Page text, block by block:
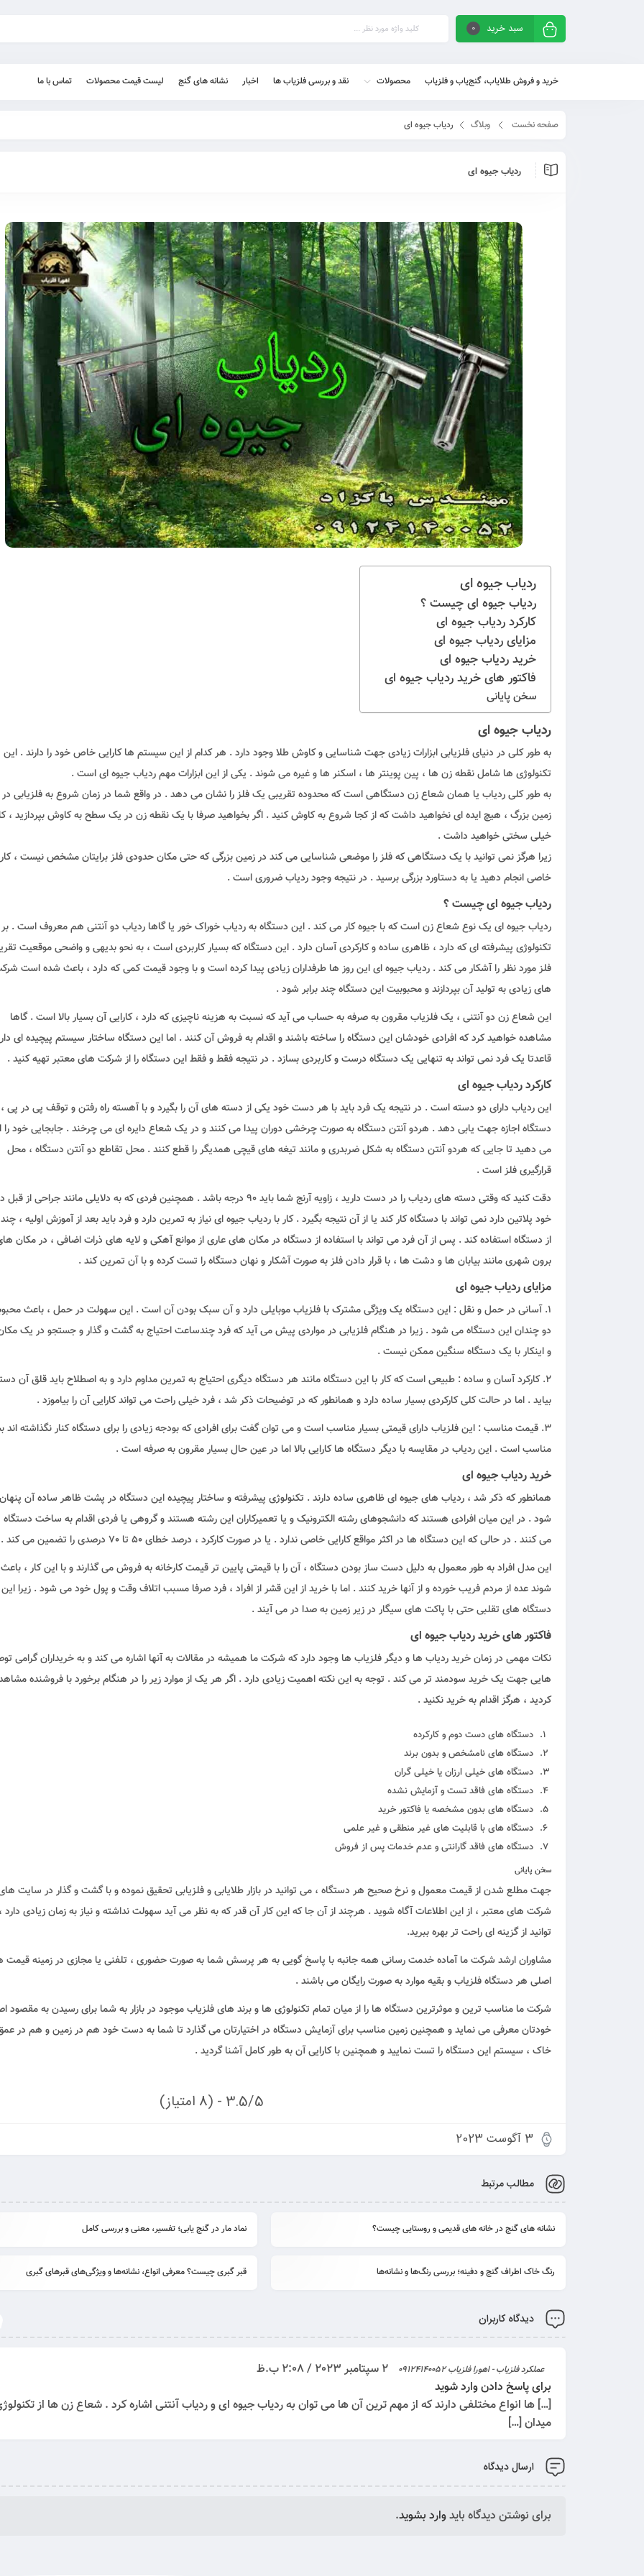
سبد خرید 0
خرید و فروش طلایاب، گنج‌یاب و فلزیاب محصولات نقد و بررسی فلزیاب ها اخبار نشانه های گنج لیست قیمت محصولات تماس با ما
صفحه نخست وبلاگ ردیاب جیوه ای
ردیاب جیوه ای
ردیاب جیوه ای
ردیاب جیوه ای چیست ؟
کارکرد ردیاب جیوه ای
مزایای ردیاب جیوه ای
خرید ردیاب جیوه ای
فاکتور های خرید ردیاب جیوه ای
سخن پایانی
ردیاب جیوه ای
به طور کلی در دنیای فلزیابی ابزارات زیادی جهت شناسایی و کاوش طلا وجود دارد . هر کدام از این سیستم ها کارایی خاص خود را دارند . این
تکنولوژی ها شامل نقطه زن ها ، پین پوینتر ها ، اسکنر ها و غیره می شوند . یکی از این ابزارات مهم ردیاب جیوه ای است .
به طور کلی ردیاب یا همان شعاع زن دستگاهی است که محدوده تقریبی یک فلز را نشان می دهد . در واقع شما در زمان شروع به فلزیابی
زمین بزرگ ، هیچ ایده ای نخواهید داشت که از کجا شروع به کاوش کنید . اگر بخواهید صرفا با یک نقطه زن در یک سطح به کاوش بپردازید ،
خیلی سختی خواهید داشت .
زیرا هرگز نمی توانید با یک دستگاهی که فلز را موضعی شناسایی می کند در زمین بزرگی که حتی مکان حدودی فلز برایتان مشخص نیست ، کار
خاصی انجام دهید یا به دستاورد بزرگی برسید . در نتیجه وجود ردیاب ضروری است .
ردیاب جیوه ای چیست ؟
ردیاب جیوه ای یک نوع شعاع زن است که با جیوه کار می کند . این دستگاه به ردیاب خوراک خور یا گاها ردیاب دو آنتنی هم معروف است .
تکنولوژی پیشرفته ای که دارد ، ظاهری ساده و کارکردی آسان دارد . این دستگاه که بسیار کاربردی است ، به نحو بدیهی و واضحی موقعیت
فلز مورد نظر را آشکار می کند . ردیاب جیوه ای این روز ها طرفداران زیادی پیدا کرده است و با وجود قیمت کمی که دارد ، باعث شده است
های زیادی به تولید آن بپردازند و محبوبیت این دستگاه چند برابر شود .
این شعاع زن دو آنتنی ، یک فلزیاب مقرون به صرفه به حساب می آید که نسبت به هزینه ناچیزی که دارد ، کارایی آن بسیار بالا است . گاها
مشاهده خواهید کرد که افرادی خودشان این دستگاه را ساخته باشند و اقدام به فروش آن کنند . اما این دستگاه ساختار سیستم پیچیده ای
قاعدتا یک فرد نمی تواند به تنهایی یک دستگاه درست و کاربردی بسازد . در نتیجه فقط و فقط این دستگاه را از شرکت های معتبر تهیه کنید .
کارکرد ردیاب جیوه ای
این ردیاب دارای دو دسته است . در نتیجه یک فرد باید با هر دست خود یکی از دسته های آن را بگیرد و با آهسته راه رفتن و توقف پی در پی
دستگاه اجازه جهت یابی دهد . هردو آنتن دستگاه به صورت چرخشی دوران پیدا می کنند و در یک شعاع دایره ای می چرخند . جابجایی خود را
می دهید تا جایی که هردو آنتن دستگاه به شکل ضربدری و مانند تیغه های قیچی همدیگر را قطع کنند . محل تقاطع دو آنتن دستگاه ، محل
قرارگیری فلز است .
دقت کنید که وقتی دسته های ردیاب را در دست دارید ، زاویه آرنج شما باید 90 درجه باشد . همچنین فردی که به دلایلی مانند جراحی
خود پلاتین دارد نمی تواند با دستگاه کار کند یا از آن نتیجه بگیرد . کار با ردیاب جیوه ای نیاز به تمرین دارد و فرد باید بعد از آموزش اولیه ،
از دستگاه استفاده کند . پس از آن فرد می تواند با استفاده از دستگاه در مکان های عاری از موانع آهکی و لایه های ذرات اضافی ، در مکان
برون شهری مانند بیابان ها و دشت ها ، با قرار دادن فلز به صورت آشکار و نهان دستگاه را تست کرده و با آن تمرین کند .
مزایای ردیاب جیوه ای
1. آسانی در حمل و نقل : این دستگاه یک ویژگی مشترک با فلزیاب موبایلی دارد و آن سبک بودن آن است . این سهولت در حمل ، باعث
دو چندان این دستگاه می شود . زیرا در هنگام فلزیابی در مواردی پیش می آید که فرد چندساعت احتیاج به گشت و گذار و جستجو در یک
و اینکار با یک دستگاه سنگین ممکن نیست .
2. کارکرد آسان و ساده : طبیعی است که کار با این دستگاه مانند هر دستگاه دیگری احتیاج به تمرین مداوم دارد و به اصطلاح باید قلق آن
بیاید . اما در حالت کلی کارکردی بسیار ساده دارد و همانطور که در توضیحات ذکر شد ، فرد خیلی راحت می تواند کارایی آن را بیاموزد .
3. قیمت مناسب : این فلزیاب دارای قیمتی بسیار مناسب است و می توان گفت برای افرادی که بودجه زیادی را برای دستگاه کنار نگذاشته اند
مناسب است . این ردیاب در مقایسه با دیگر دستگاه ها کارایی بالا اما در عین حال بسیار مقرون به صرفه است .
خرید ردیاب جیوه ای
همانطور که ذکر شد ، ردیاب های جیوه ای ظاهری ساده دارند . تکنولوژی پیشرفته و ساختار پیچیده این دستگاه در پشت ظاهر ساده آن
شود . در این میان افرادی هستند که دانشجوهای رشته الکترونیک و یا تعمیرکاران این رشته هستند و گروهی یا فردی اقدام به ساخت دستگاه
می کنند . در حالی که این دستگاه ها در اکثر مواقع کارایی خاصی ندارد . یا در صورت کارکرد ، درصد خطای 50 تا 70 درصدی را تضمین می کند .
این مدل افراد به طور معمول به دلیل دست ساز بودن دستگاه ، آن را با قیمتی پایین تر قیمت کارخانه به فروش می گذارند و با این کار ،
شوند عده از مردم فریب خورده و از آنها خرید کنند . اما با خرید از این قشر از افراد ، فرد صرفا مسبب اتلاف وقت و پول خود می شود . زیرا این
دستگاه های تقلبی حتی با پاکت های سیگار در زیر زمین به صدا در می آیند .
فاکتور های خرید ردیاب جیوه ای
نکات مهمی در زمان خرید ردیاب ها و دیگر فلزیاب ها وجود دارد که شرکت ما همیشه در مقالات به آنها اشاره می کند و به خریداران گرامی
هایی جهت یک خرید سودمند تر می کند . توجه به این نکته اهمیت زیادی دارد . اگر هر یک از موارد زیر را در هنگام برخورد با فروشنده
کردید ، هرگز اقدام به خرید نکنید .
دستگاه های دست دوم و کارکرده
دستگاه های نامشخص و بدون برند
دستگاه های خیلی ارزان یا خیلی گران
دستگاه های فاقد تست و آزمایش نشده
دستگاه های بدون مشخصه یا فاکتور خرید
دستگاه های با قابلیت های غیر منطقی و غیر علمی
دستگاه های فاقد گارانتی و عدم خدمات پس از فروش
سخن پایانی
جهت مطلع شدن از قیمت معمول و نرخ صحیح هر دستگاه ، می توانید در بازار طلایابی و فلزیابی تحقیق نموده و با گشت و گذار در سایت
شرکت های معتبر ، از این اطلاعات آگاه شوید . هرچند از آن جا که این کار آن قدر که به نظر می آید سهولت نداشته و نیاز به زمان زیادی
توانید از گزینه ای راحت تر بهره ببرید.
مشاوران ارشد شرکت ما آماده خدمت رسانی همه جانبه با پاسخ گویی به هر پرسش شما به صورت حضوری ، تلفنی یا مجازی در زمینه قیمت
اصلی هر دستگاه فلزیاب و بقیه موارد به صورت رایگان می باشند .
شرکت ما مناسب ترین و موثرترین دستگاه ها را از میان تمام تکنولوژی ها و برند های فلزیاب موجود در بازار به شما برای رسیدن به مقصود
خودتان معرفی می نماید و همچنین زمین مناسب برای آزمایش دستگاه در اختیارتان می گذارد تا شما به دست خود هم در زمین و هم در
خاک ، سیستم این دستگاه را تست نمایید و همچنین با کارایی آن به طور کامل آشنا گردید .
3.5/5 - (8 امتیاز)
3 آگوست 2023
مطالب مرتبط
نشانه های گنج در خانه های قدیمی و روستایی چیست؟ ادامه ...
نماد مار در گنج یابی؛ تفسیر، معنی و بررسی کامل
رنگ خاک اطراف گنج و دفینه؛ بررسی رنگ‌ها و نشانه‌ها ادامه ...
قبر گبری چیست؟ معرفی انواع، نشانه‌ها و ویژگی‌های قبرهای گبری
دیدگاه کاربران
عملکرد فلزیاب - اهورا فلزیاب 09124140052
2 سپتامبر 2023 / 2:08 ب.ظ
برای پاسخ دادن وارد شوید
[…] ها انواع مختلفی دارند که از مهم ترین آن ها می توان به ردیاب جیوه ای و ردیاب آنتنی اشاره کرد . شعاع زن ها از
میدان […]
ارسال دیدگاه
برای نوشتن دیدگاه بایدوارد بشوید.